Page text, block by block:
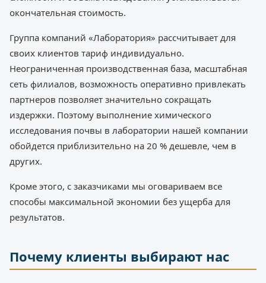
окончательная стоимость.
Группа компаний «Лаборатория» рассчитывает для
своих клиентов тариф индивидуально.
Неограниченная производственная база, масштабная
сеть филиалов, возможность оперативно привлекать
партнеров позволяет значительно сокращать
издержки. Поэтому выполнение химического
исследования почвы в лаборатории нашей компании
обойдется приблизительно на 20 % дешевле, чем в
других.
Кроме этого, с заказчиками мы оговариваем все
способы максимальной экономии без ущерба для
результатов.
Почему клиенты выбирают нас